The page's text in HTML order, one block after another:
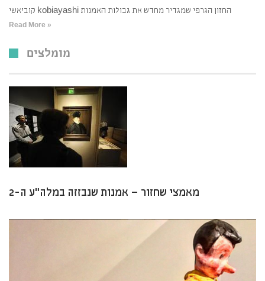
קוביאשי kobiayashi החזון הגרפי שמגדיר מחדש את גבולות האמנות
Read More »
מומלצים
מאמצי שחזור – אמנות שנבזזה במלה”ע ה-2